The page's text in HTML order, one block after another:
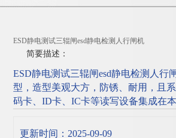
ESD静电测试三辊闸esd静电检测人行闸机
简要描述：
ESD静电测试三辊闸esd静电检测人
型，造型美观大方，防锈、耐用，且
码卡、ID卡、IC卡等读写设备集成在
况下停电落杆，组织人员疏散.。
更新时间：2025-09-09